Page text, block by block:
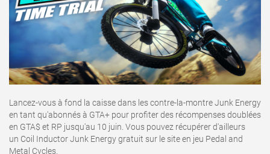
Lancez-vous à fond la caisse dans les contre-la-montre Junk Energy
en tant qu'abonnés à GTA+ pour profiter des récompenses doublées
en GTA$ et RP jusqu'au 10 juin. Vous pouvez récupérer d'ailleurs
un Coil Inductor Junk Energy gratuit sur le site en jeu Pedal and
Metal Cycles.